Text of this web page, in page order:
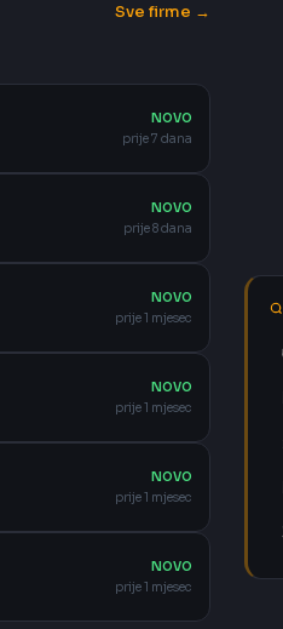
Sve firme →
NOVO
prije 7 dana
NOVO
prije 8 dana
NOVO
prije 1 mjesec
NOVO
prije 1 mjesec
NOVO
prije 1 mjesec
NOVO
prije 1 mjesec